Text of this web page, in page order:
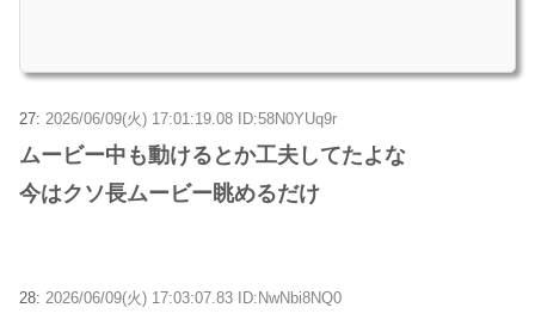
27: 2026/06/09(火) 17:01:19.08 ID:58N0YUq9r
ムービー中も動けるとか工夫してたよな
今はクソ長ムービー眺めるだけ
28: 2026/06/09(火) 17:03:07.83 ID:NwNbi8NQ0